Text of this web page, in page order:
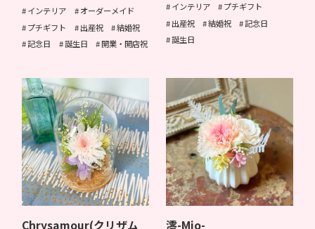
インテリア
オーダーメイド
プチギフト
出産祝
結婚祝
記念日
誕生日 開業・開店祝
インテリア
プチギフト
出産祝
結婚祝
記念日
誕生日
Chrysamour(クリザム 澪-Mio-